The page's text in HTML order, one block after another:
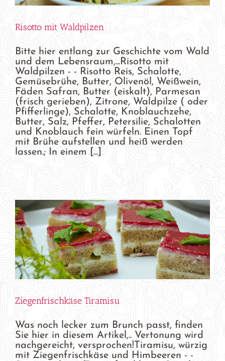
Risotto mit Waldpilzen
Bitte hier entlang zur Geschichte vom Wald
und dem Lebensraum,...Risotto mit
Waldpilzen - - Risotto Reis, Schalotte,
Gemüsebrühe, Butter, Olivenöl, Weißwein,
Fäden Safran, Butter (eiskalt), Parmesan
(frisch gerieben), Zitrone, Waldpilze ( oder
Pfifferlinge), Schalotte, Knoblauchzehe,
Butter, Salz, Pfeffer, Petersilie, Schalotten
und Knoblauch fein würfeln. Einen Topf
mit Brühe aufstellen und heiß werden
lassen.; In einem [...]
Ziegenfrischkäse Tiramisu
Was noch lecker zum Brunch passt, finden
Sie hier in diesem Artikel,.. Vertonung wird
nachgereicht, versprochen!Tiramisu, würzig
mit Ziegenfrischkäse und Himbeeren - -